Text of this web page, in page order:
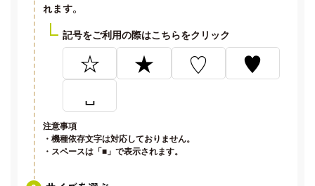
れます。
記号をご利用の際はこちらをクリック
☆ ★ ♡
♥
␣
注意事項
・機種依存文字は対応しておりません。
・スペースは「■」で表示されます。